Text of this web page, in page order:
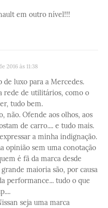
em outro nível!!!
2016 às 11:38
luxo para a Mercedes.
rede de utilitários, como o
tudo bem.
não. Ofende aos olhos, aos
de carro.... e tudo mais.
a minha indignação.
opinião sem uma conotação
é fã da marca desde
maioria são, por causa
performance... tudo o que
seja uma marca